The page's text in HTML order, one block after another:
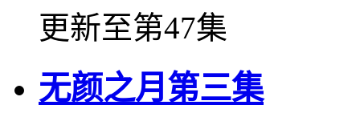
更新至第47集
无颜之月第三集